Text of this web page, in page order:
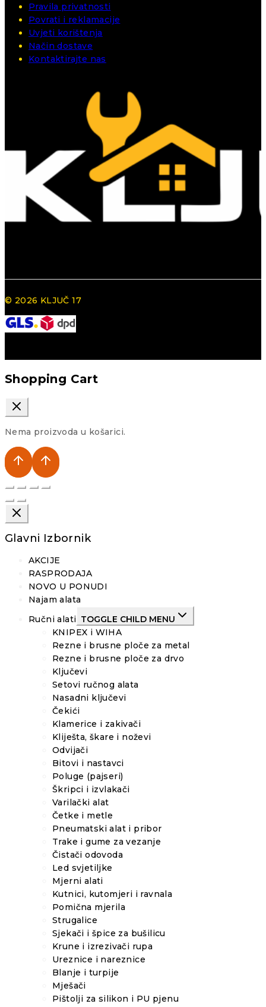
Pravila privatnosti
Povrati i reklamacije
Uvjeti korištenja
Način dostave
Kontaktirajte nas
© 2026 KLJUČ 17
Shopping Cart
Nema proizvoda u košarici.
Glavni Izbornik
AKCIJE
RASPRODAJA
NOVO U PONUDI
Najam alata
Ručni alati TOGGLE CHILD MENU
KNIPEX i WIHA
Rezne i brusne ploče za metal
Rezne i brusne ploče za drvo
Ključevi
Setovi ručnog alata
Nasadni ključevi
Čekići
Klamerice i zakivači
Kliješta, škare i noževi
Odvijači
Bitovi i nastavci
Poluge (pajseri)
Škripci i izvlakači
Varilački alat
Četke i metle
Pneumatski alat i pribor
Trake i gume za vezanje
Čistači odovoda
Led svjetiljke
Mjerni alati
Kutnici, kutomjeri i ravnala
Pomična mjerila
Strugalice
Sjekači i špice za bušilicu
Krune i izrezivači rupa
Ureznice i nareznice
Blanje i turpije
Mješači
Pištolji za silikon i PU pjenu